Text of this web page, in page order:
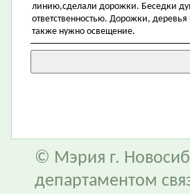
линию,сделали дорожки. Беседки
ответственностью. Дорожки,
также нужно освещение.
© Мэрия г.
департаментом